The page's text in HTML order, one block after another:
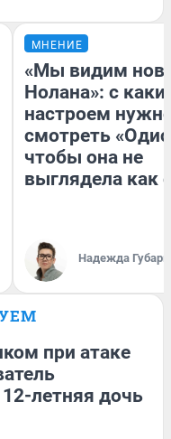
МНЕНИЕ
«Мы видим
Нолана»: с
настроем
смотреть
чтобы она не
выглядела как
Надежда Губарь
при атаке
летняя дочь